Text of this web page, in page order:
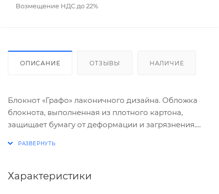
Возмещение НДС до 22%
ОПИСАНИЕ ОТЗЫВЫ НАЛИЧИЕ
Блокнот «Графо» лаконичного дизайна. Обложка
блокнота, выполненная из плотного картона,
защищает бумагу от деформации и загрязнения.
клетку. Блокнот имеет формат А5.
Характеристики